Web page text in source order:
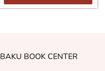
BAKU BOOK CENTER